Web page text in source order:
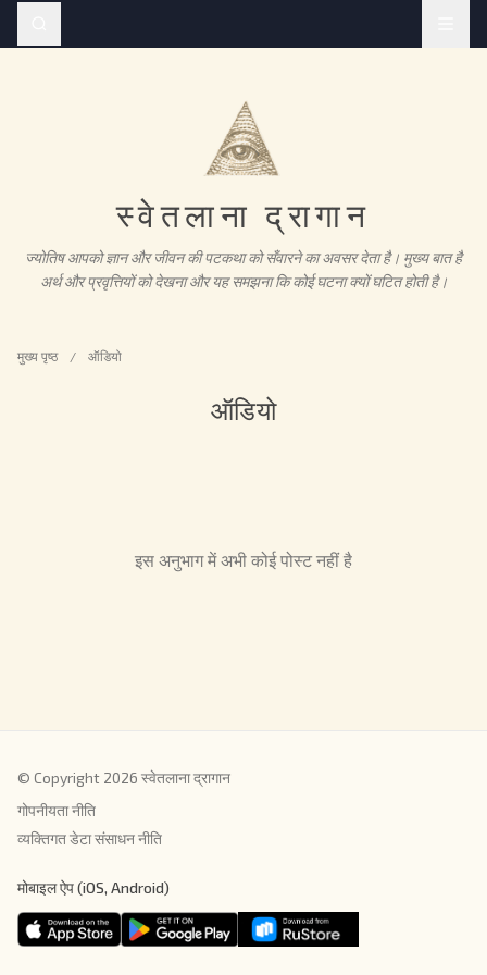
स्वेतलाना द्रागान
ज्योतिष आपको ज्ञान और जीवन की पटकथा को सँवारने का अवसर देता है। मुख्य बात है
अर्थ और प्रवृत्तियों को देखना और यह समझना कि कोई घटना क्यों घटित होती है।
मुख्य पृष्ठ / ऑडियो
ऑडियो
इस अनुभाग में अभी कोई पोस्ट नहीं है
© Copyright 2026 स्वेतलाना द्रागान
गोपनीयता नीति
व्यक्तिगत डेटा संसाधन नीति
मोबाइल ऐप (iOS, Android)